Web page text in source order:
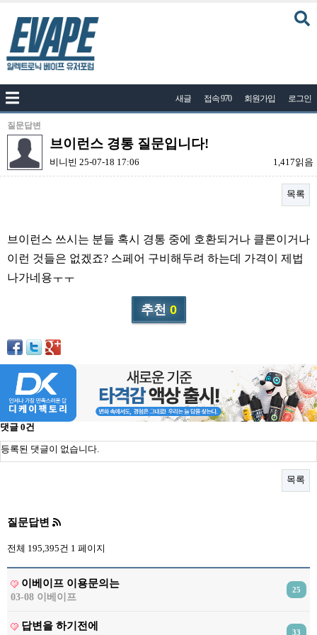
공지사항
나눔이벤트
자유게시판
질문답변
액상
팁앤가이드
레시피계산기
툴즈킷
업체
모더게시판
나눔
거래후기
즐겨찾기
새글 접속 970 회원가입 로그인
질문답변
브이런스 경통 질문입니다!
비니빈 25-07-18 17:06 1,417읽음
목록
브이런스 쓰시는 분들 혹시 경통 중에 호환되거나 클론이거나
이런 것들은 없겠죠? 스페어 구비해두려 하는데 가격이 제법
나가네용ㅜㅜ
추천 0
댓글 0건
등록된 댓글이 없습니다.
목록
질문답변
전체 195,395건 1 페이지
이베이프 이용문의는
03-08 이베이프
25
답변을 하기전에
33